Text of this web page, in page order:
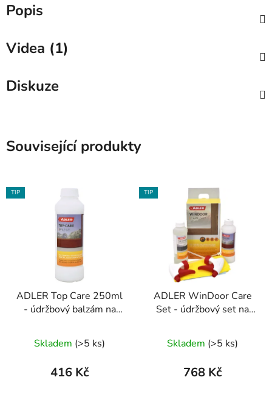
Popis
Videa (1)
Diskuze
Související produkty
TIP
ADLER Top Care 250ml
- údržbový balzám na
Skladem (>5 ks)
416 Kč
TIP
ADLER WinDoor Care
Set - údržbový set na
Skladem (>5 ks)
768 Kč